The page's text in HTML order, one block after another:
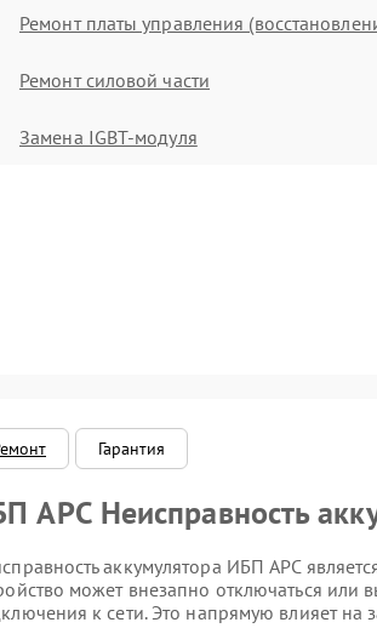
Ремонт платы управления
Ремонт силовой части
Замена IGBT-модуля
Гарантия
APC Неисправность
аккумулятора ИБП APC
может внезапно отключаться
к сети. Это напрямую влияет